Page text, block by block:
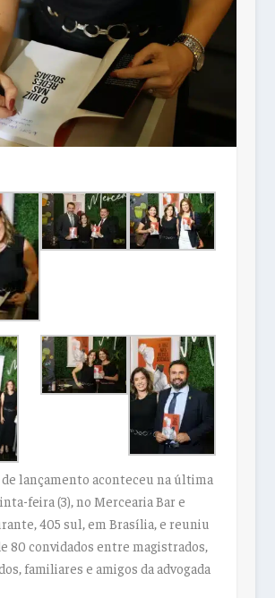
lançamento aconteceu na última
feira (3), no Mercearia Bar e
405 sul, em Brasília, e reuniu
80 convidados entre magistrados,
familiares e amigos da advogada